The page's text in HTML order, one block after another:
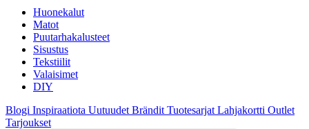
Huonekalut
Matot
Puutarhakalusteet
Sisustus
Tekstiilit
Valaisimet
DIY
Blogi Inspiraatiota Uutuudet Brändit Tuotesarjat Lahjakortti Outlet
Tarjoukset